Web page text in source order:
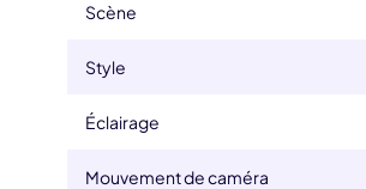
Scène
Style
Éclairage
Mouvement de caméra